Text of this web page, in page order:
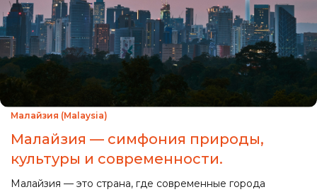
Малайзия (Malaysia)
Малайзия — симфония природы,
культуры и современности.
Малайзия — это страна, где современные города